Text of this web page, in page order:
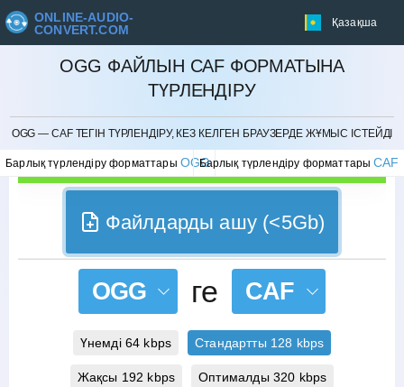
ONLINE-AUDIO-
CONVERT.COM
Қазақша
OGG ФАЙЛЫН CAF ФОРМАТЫНА
ТҮРЛЕНДІРУ
OGG — CAF ТЕГІН ТҮРЛЕНДІРУ, КЕЗ КЕЛГЕН БРАУЗЕРДЕ ЖҰМЫС ІСТЕЙДІ
Барлық түрлендіру форматтары OGGБарлық түрлендіру форматтарыCAF
БОЛДЫРМАУ
Файлдарды ашу (<5Gb)
OGG ге CAF
Үнемді 64 kbps Стандартты 128 kbps
Жақсы 192 kbps Оптималды 320 kbps